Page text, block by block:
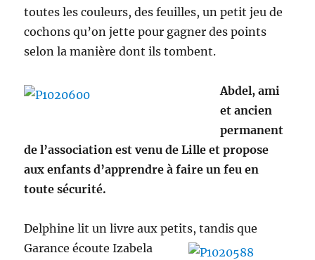
toutes les couleurs, des feuilles, un petit jeu de
cochons qu’on jette pour gagner des points
selon la manière dont ils tombent.
Abdel, ami
et ancien
permanent
de l’association est venu de Lille et propose
aux enfants d’apprendre à faire un feu en
toute sécurité.
Delphine lit un livre aux petits, tandis que
Garance écoute Izabela